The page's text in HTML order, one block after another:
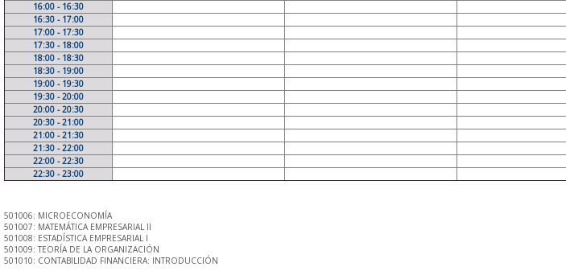
16:00 - 16:30
16:30 - 17:00
17:00 - 17:30
17:30 - 18:00
18:00 - 18:30
18:30 - 19:00
19:00 - 19:30
19:30 - 20:00
20:00 - 20:30
20:30 - 21:00
21:00 - 21:30
21:30 - 22:00
22:00 - 22:30
22:30 - 23:00
501006: MICROECONOMÍA
501007: MATEMÁTICA EMPRESARIAL II
501008: ESTADÍSTICA EMPRESARIAL I
501009: TEORÍA DE LA ORGANIZACIÓN
501010: CONTABILIDAD FINANCIERA: INTRODUCCIÓN